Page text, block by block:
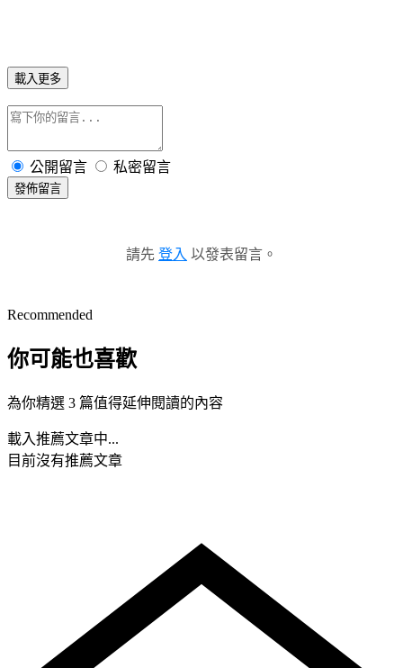
載入更多
公開留言 私密留言
發佈留言
請先 登入 以發表留言。
Recommended
你可能也喜歡
為你精選 3 篇值得延伸閱讀的內容
載入推薦文章中...
目前沒有推薦文章